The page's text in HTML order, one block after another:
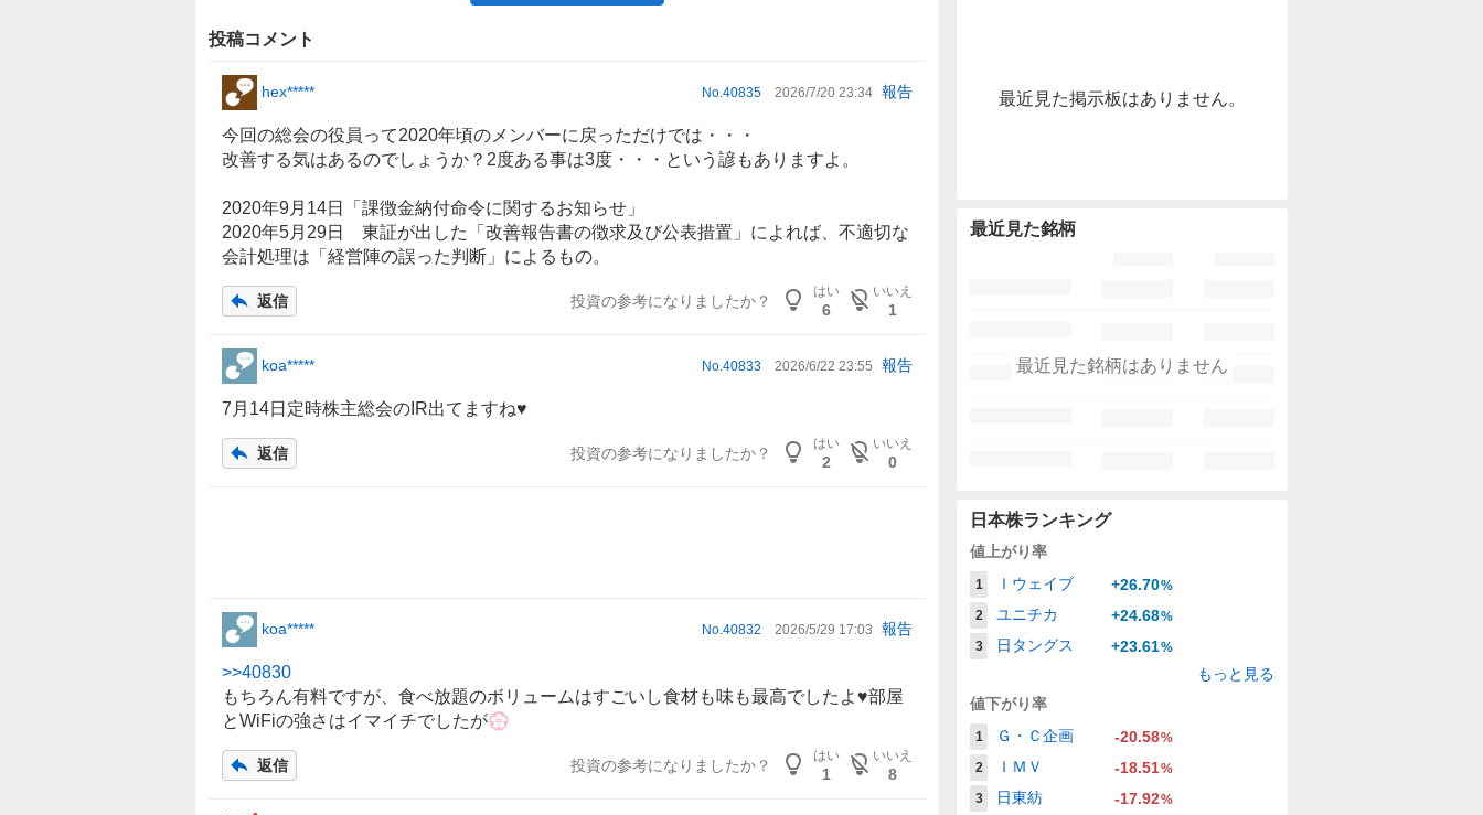
投稿コメント
hex***** No. 40835 2026/7/20 23:34 報告
今回の総会の役員って2020年頃のメンバーに戻っただけでは・・・
改善する気はあるのでしょうか？2度ある事は3度・・・という諺もありますよ。
2020年9月14日「課徴金納付命令に関するお知らせ」
2020年5月29日 東証が出した「改善報告書の徴求及び公表措置」によれば、不適切な
会計処理は「経営陣の誤った判断」によるもの。
返信 投資の参考になりましたか？
はい
6
いいえ
1
koa***** No. 40833 2026/6/22 23:55 報告
7月14日定時株主総会の IR出てますね♥
返信 投資の参考になりましたか？
はい
2
いいえ
0
koa***** No. 40832 2026/5/29 17:03 報告
>>40830
もちろん有料ですが、食べ放題のボリュームはすごいし食材も味も最高でしたよ♥部屋
とWiFiの強さはイマイチでしたが💮
返信 投資の参考になりましたか？
はい
1
いいえ
8
最近見た掲示板はありません。
最近見た銘柄
最近見た銘柄はありません
日本株ランキング
値上がり率
1 Ｉウェイブ +26.70%
2
ユニチカ +24.68%
3
日タングス +23.61%
もっと見る
値下がり率
1 Ｇ・Ｃ企画 -20.58%
2
ＩＭＶ -18.51%
3
日東紡 -17.92%